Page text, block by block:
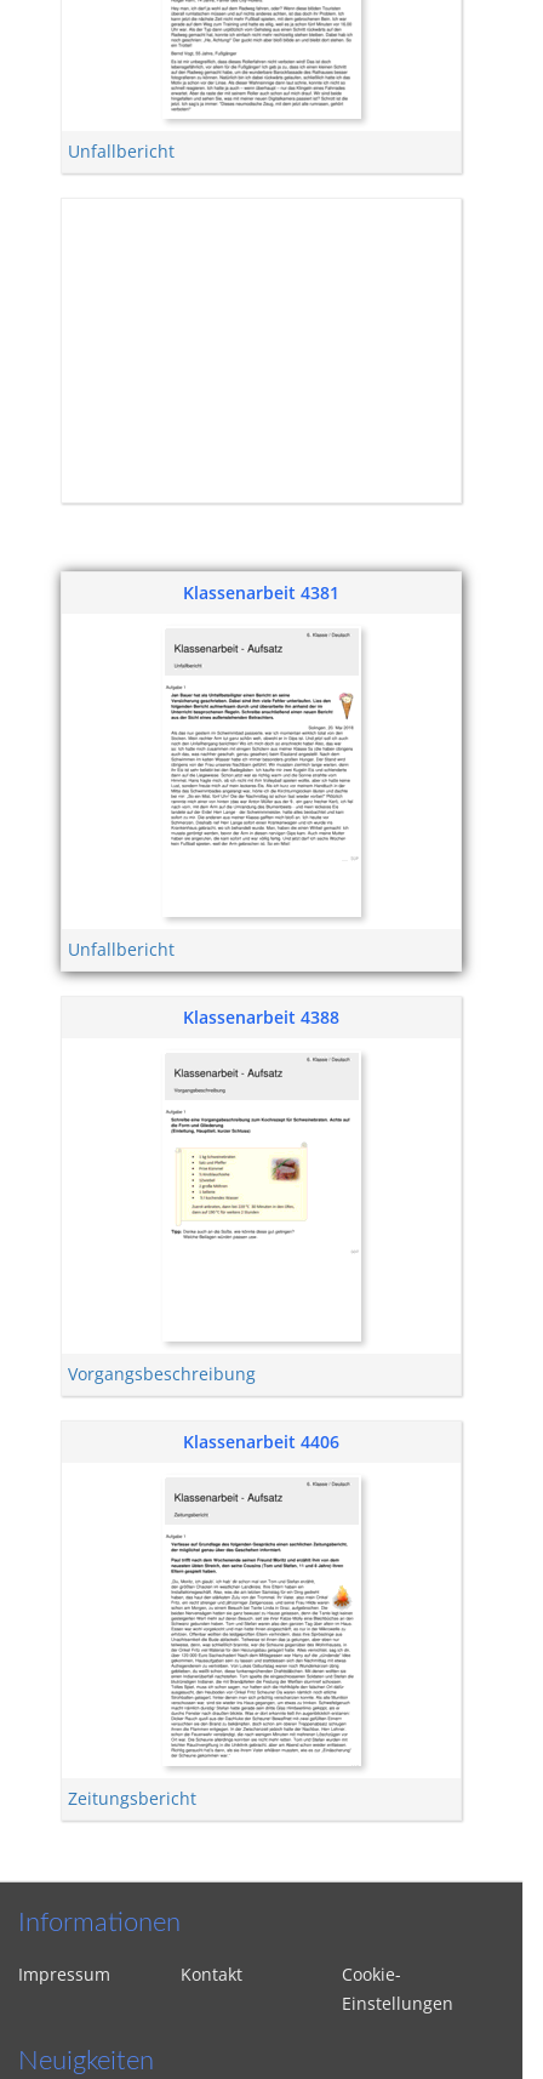
Unfallbericht
Klassenarbeit 4381
Unfallbericht
Klassenarbeit 4388
Vorgangsbeschreibung
Klassenarbeit 4406
Zeitungsbericht
Informationen
Impressum Kontakt
Cookie-
Einstellungen
Neuigkeiten